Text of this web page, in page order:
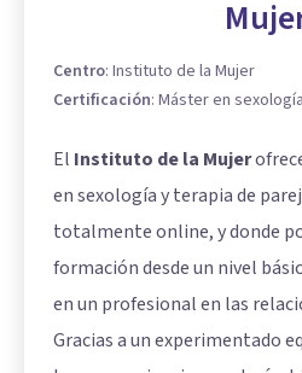
Centro: Instituto de la Mujer
Certificación: Máster en
El Instituto de la Mujer
en sexología y terapia de
totalmente online, y donde
formación desde un nivel
en un profesional en las
Gracias a un experimentado